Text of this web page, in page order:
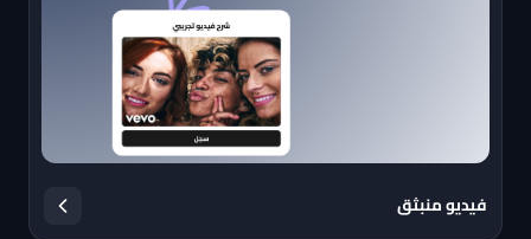
فيديو منبثق